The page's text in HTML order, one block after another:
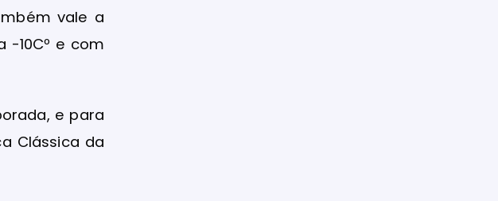
vale a
10Cº e com
e para
Clássica da